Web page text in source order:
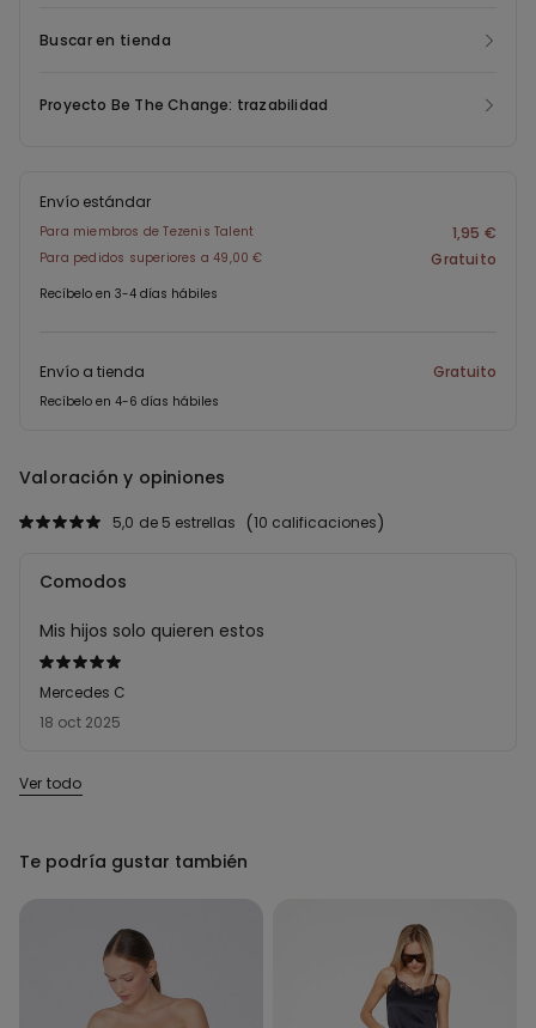
Buscar en tienda
Proyecto Be The Change: trazabilidad
Envío estándar
Para miembros de Tezenis Talent 1,95 €
Para pedidos superiores a 49,00 € Gratuito
Recíbelo en 3-4 días hábiles
Envío a tienda Gratuito
Recíbelo en 4-6 días hábiles
Valoración y opiniones
10 calificaciones
5,0 de 5 estrellas
Calificación
de
5
18 oct 2025
Mercedes C
Comodos
Mis hijos solo quieren estos
Ver todo
Te podría gustar también